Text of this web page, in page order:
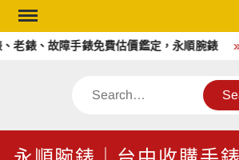
Skip
to
content
、故障手錶免費估價鑑定，永順腕錶
Search